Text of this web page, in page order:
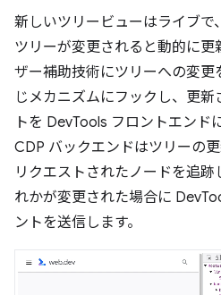
新しいツリービューはライブで
ツリーが変更されると動的に更
ザー補助技術にツリーへの変更
じメカニズムにフックし、更
トを DevTools フロントエンド
CDP バックエンドはツリーの
リクエストされたノードを追
れかが変更された場合に
ントを送信します。